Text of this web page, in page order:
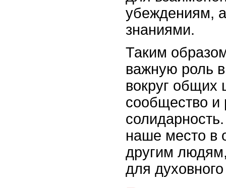
убеждениям,
знаниями.
Таким
важную роль
вокруг общих
сообщество и
наше место в
другим
для